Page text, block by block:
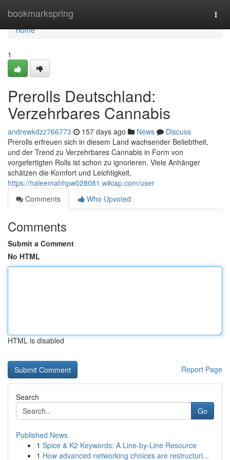
bookmarkspring
Home
Home
1
Prerolls Deutschland:
Verzehrbares Cannabis
andrewkdzz766773 157 days ago News
Discuss
Prerolls erfreuen sich in diesem Land wachsender Beliebtheit,
und der Trend zu Verzehrbares Cannabis in Form von
vorgefertigten Rolls ist schon zu ignorieren. Viele Anhänger
schätzen die Komfort und Leichtigkeit,
https://haleemahhpw028081.wikiap.com/user
Comments
Who Upvoted
Comments
Submit a Comment
No HTML
HTML is disabled
Report Page
Search
Go
Published News
1 Spice & K2 Keywords: A Line-by-Line Resource
1 How advanced networking choices are restructuri...